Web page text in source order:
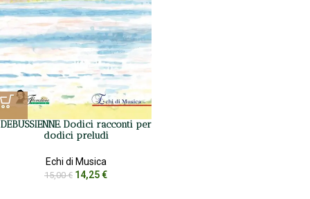
DEBUSSIENNE. Dodici racconti per
dodici preludi
Echi di Musica
15,00€ 14,25€